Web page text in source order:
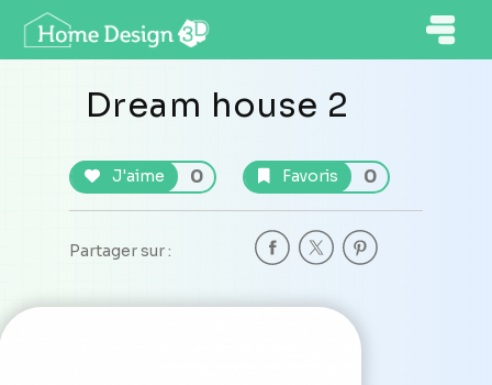
Dream house 2
J'aime 0 Favoris 0
Partager sur :